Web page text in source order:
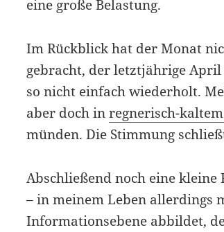
eine große Belastung.
Im Rückblick hat der Monat
gebracht, der letztjährige
so nicht einfach wiederholt.
aber doch inregnerisch-
münden. Die Stimmung
Abschließend noch eine
– in meinem Leben allerdings
Informationsebene abbildet,